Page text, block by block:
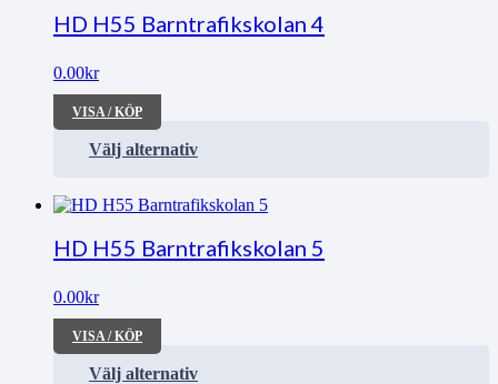
HD H55 Barntrafikskolan 4
0.00kr
VISA / KÖP
Välj alternativ
HD H55 Barntrafikskolan 5
0.00kr
VISA / KÖP
Välj alternativ